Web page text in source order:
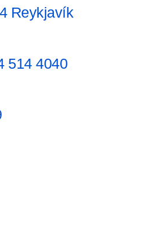
Reykjavík
514 4040